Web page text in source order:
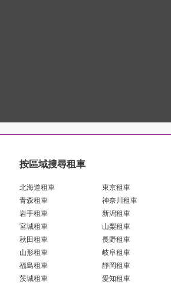
按區域搜尋租車
北海道租車
青森租車
岩手租車
宮城租車
秋田租車
山形租車
福島租車
茨城租車
東京租車
神奈川租車
新潟租車
山梨租車
長野租車
岐阜租車
靜岡租車
愛知租車